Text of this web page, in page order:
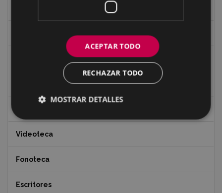
Revista "Gure Herria"
Documentos y artículos
Videoteca
Fonoteca
Escritores
ACEPTAR TODO
RECHAZAR TODO
MOSTRAR DETALLES